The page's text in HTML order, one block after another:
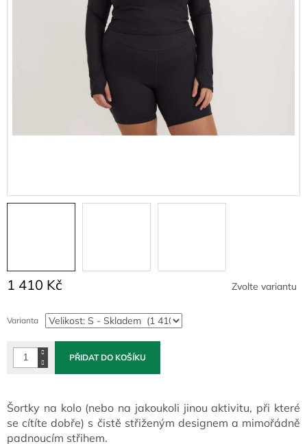
1 410 Kč
cena:
Zvolte variantu
Varianta
PŘIDAT DO KOŠÍKU
Šortky na kolo (nebo na jakoukoli jinou aktivitu, při které
se cítíte dobře) s čistě střiženým designem a mimořádně
padnoucím střihem.